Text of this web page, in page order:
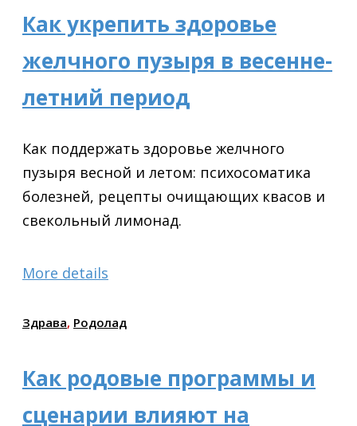
Как укрепить здоровье
желчного пузыря в весенне-
летний период
Как поддержать здоровье желчного
пузыря весной и летом: психосоматика
болезней, рецепты очищающих квасов и
свекольный лимонад.
More details
Здрава, Родолад
Как родовые программы и
сценарии влияют на